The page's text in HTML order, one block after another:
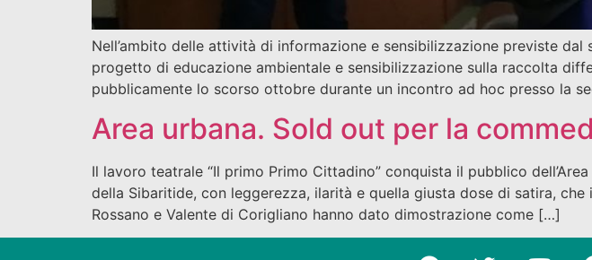
Nell’ambito delle attività di informazione e sensibilizzazione previste
progetto di educazione ambientale e sensibilizzazione sulla raccolta
pubblicamente lo scorso ottobre durante un incontro ad hoc presso la
Area urbana. Sold out per la
Il lavoro teatrale “Il primo Primo Cittadino” conquista il pubblico
della Sibaritide, con leggerezza, ilarità e quella giusta dose di satira,
Rossano e Valente di Corigliano hanno dato dimostrazione come […]